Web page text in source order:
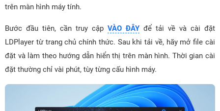
trên màn hình máy tính.
Bước đầu tiên, cần truy cập VÀO ĐÂY để tải về và cài đặt
LDPlayer từ trang chủ chính thức. Sau khi tải về, hãy mở file cài
đặt và làm theo hướng dẫn hiển thị trên màn hình. Thời gian cài
đặt thường chỉ vài phút, tùy từng cấu hình máy.